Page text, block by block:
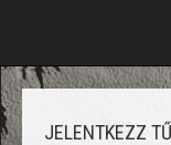
JELENTKEZZ